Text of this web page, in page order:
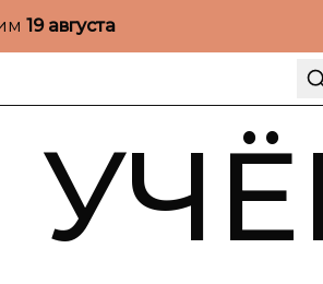
19 августа